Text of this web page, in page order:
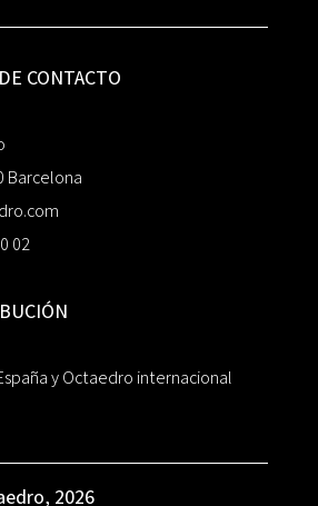
CONTACTO
Barcelona
02
y Octaedro internacional
2026